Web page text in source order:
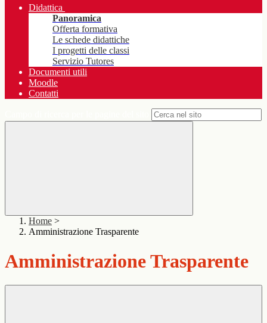
Didattica
Panoramica
Offerta formativa
Le schede didattiche
I progetti delle classi
Servizio Tutores
Documenti utili
Moodle
Contatti
Home >
Amministrazione Trasparente
Amministrazione Trasparente